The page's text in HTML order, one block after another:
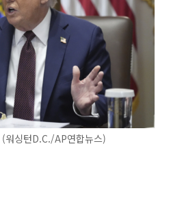
싱턴D.C./AP연합뉴스)